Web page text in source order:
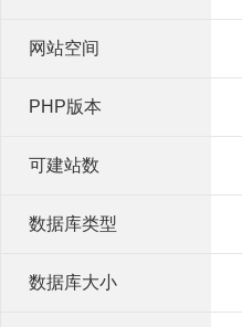
网站空间
PHP版本
可建站数
数据库类型
数据库大小